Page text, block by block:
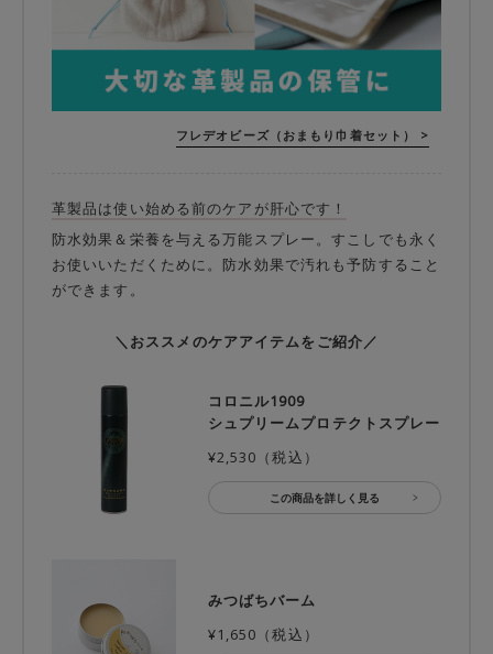
フレデオビーズ（おまもり巾着セット） >
革製品は使い始める前のケアが肝心です！
防水効果＆栄養を与える万能スプレー。すこしでも永く
お使いいただくために。防水効果で汚れも予防すること
ができます。
＼おススメのケアアイテムをご紹介／
コロニル1909
シュプリームプロテクトスプレー
¥2,530（税込）
この商品を詳しく見る
みつばちバーム
¥1,650（税込）